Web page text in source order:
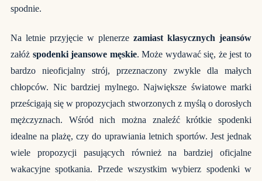
spodnie.
Na letnie przyjęcie w plenerze zamiast klasycznych jeansów
załóż spodenki jeansowe męskie. Może wydawać się, że jest to
bardzo nieoficjalny strój, przeznaczony zwykle dla małych
chłopców. Nic bardziej mylnego. Największe światowe marki
prześcigają się w propozycjach stworzonych z myślą o dorosłych
mężczyznach. Wśród nich można znaleźć krótkie spodenki
idealne na plażę, czy do uprawiania letnich sportów. Jest jednak
wiele propozycji pasujących również na bardziej oficjalne
wakacyjne spotkania. Przede wszystkim wybierz spodenki w